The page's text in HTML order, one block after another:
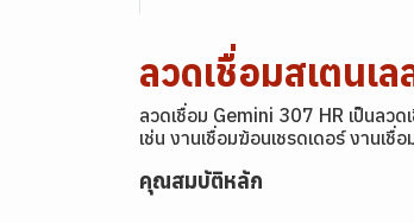
ลวดเชื่อมสเตน
ลวดเชื่อม Gemini 307 HR เป็นลวด
เช่น งานเชื่อมฆ้อนเชรดเดอร์ งานเ
คุณสมบัติหลัก